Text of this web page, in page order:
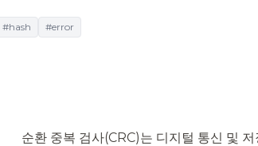
#hash #error
순환 중복 검사(CRC)는 디지털 통신 및